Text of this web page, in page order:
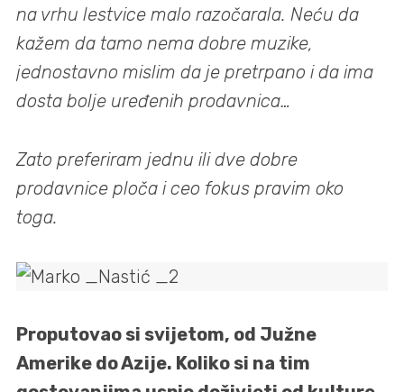
na vrhu lestvice malo razočarala. Neću da
kažem da tamo nema dobre muzike,
jednostavno mislim da je pretrpano i da ima
dosta bolje uređenih prodavnica…
Zato preferiram jednu ili dve dobre
prodavnice ploča i ceo fokus pravim oko
toga.
Proputovao si svijetom, od Južne
Amerike do Azije. Koliko si na tim